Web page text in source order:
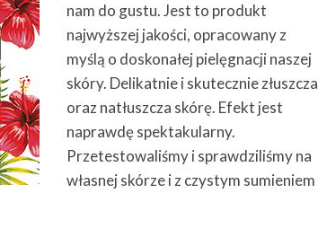
nam do gustu. Jest to produkt
najwyższej jakości, opracowany z
myślą o doskonałej pielęgnacji naszej
skóry. Delikatnie i skutecznie złuszcza
oraz natłuszcza skórę. Efekt jest
naprawdę spektakularny.
Przetestowaliśmy i sprawdziliśmy na
własnej skórze i z czystym sumieniem